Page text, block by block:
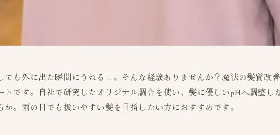
ても外に出た瞬間にうねる…。そんな経験ありませんか？魔法の髪質改
トです。自社で研究したオリジナル調合を使い、髪に優しいpHへ調整し
。雨の日でも扱いやすい髪を目指したい方におすすめです。